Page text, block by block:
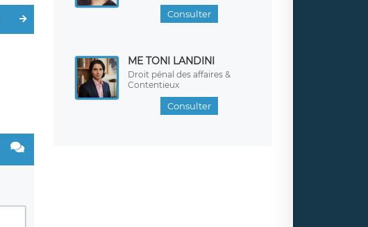
Consulter
ME TONI LANDINI
Droit pénal des affaires &
Contentieux
Consulter